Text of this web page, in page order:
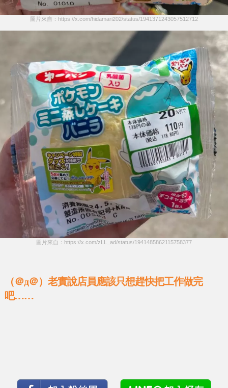
圖片來自：https://x.com/hidamari202/status/1941371243057512712
圖片來自：https://x.com/zLL_ad/status/1941485862115758377
（＠д＠）老實說店員應該只想趕快把工作做完
吧……